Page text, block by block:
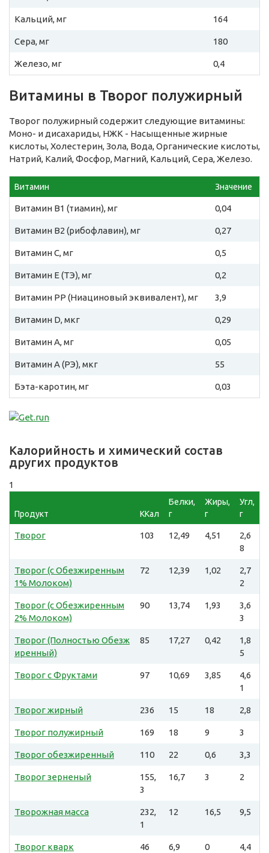
Кальций, мг 164
Сера, мг 180
Железо, мг 0,4
Витамины в Творог полужирный
Творог полужирный содержит следующие витамины:
Моно- и дисахариды, НЖК - Насыщенные жирные
кислоты, Холестерин, Зола, Вода, Органические кислоты,
Натрий, Калий, Фосфор, Магний, Кальций, Сера, Железо.
Витамин Значение
Витамин B1 (тиамин), мг 0,04
Витамин B2 (рибофлавин), мг 0,27
Витамин C, мг 0,5
Витамин E (ТЭ), мг 0,2
Витамин PP (Ниациновый эквивалент), мг 3,9
Витамин D, мкг 0,29
Витамин A, мг 0,05
Витамин A (РЭ), мкг 55
Бэта-каротин, мг 0,03
Калорийность и химический состав
других продуктов
1
Продукт ККал
Белки,
г
Жиры,
г
Угл,
г
Творог 103 12,49 4,51
2,6
8
Творог (с Обезжиренным
1% Молоком)
72 12,39 1,02
2,7
2
Творог (с Обезжиренным
2% Молоком)
90 13,74 1,93
3,6
3
Творог (Полностью Обезж
иренный)
85 17,27 0,42
1,8
5
Творог с Фруктами 97 10,69 3,85
4,6
1
Творог жирный 236 15 18 2,8
Творог полужирный 169 18 9 3
Творог обезжиренный 110 22 0,6 3,3
Творог зерненый
155,
3
16,7 3 2
Творожная масса
232,
1
12 16,5 9,5
Творог кварк 46 6,9 0 4,4